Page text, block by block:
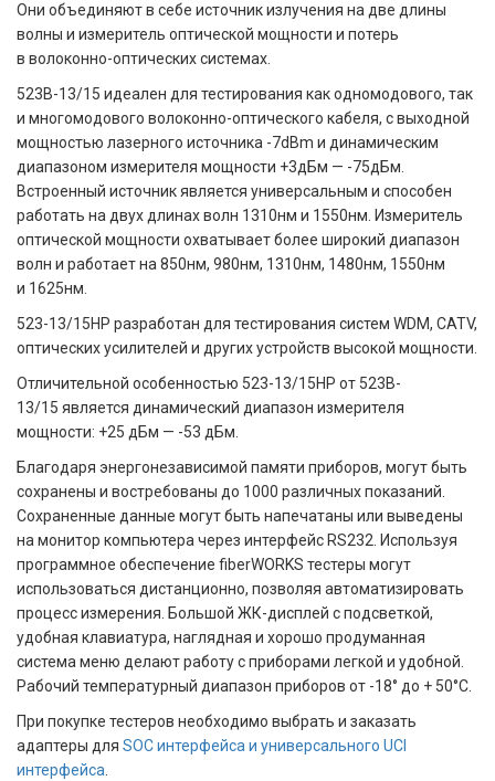
Они объединяют в себе источник излучения на две длины
волны и измеритель оптической мощности и потерь
в волоконно-оптических системах.
523B-13/15 идеален для тестирования как одномодового, так
и многомодового волоконно-оптического кабеля, с выходной
мощностью лазерного источника -7dBm и динамическим
диапазоном измерителя мощности +3дБм — -75дБм.
Встроенный источник является универсальным и способен
работать на двух длинах волн 1310нм и 1550нм. Измеритель
оптической мощности охватывает более широкий диапазон
волн и работает на 850нм, 980нм, 1310нм, 1480нм, 1550нм
и 1625нм.
523-13/15HP разработан для тестирования систем WDM, CATV,
оптических усилителей и других устройств высокой мощности.
Отличительной особенностью 523-13/15HP от 523B-
13/15 является динамический диапазон измерителя
мощности: +25 дБм — -53 дБм.
Благодаря энергонезависимой памяти приборов, могут быть
сохранены и востребованы до 1000 различных показаний.
Сохраненные данные могут быть напечатаны или выведены
на монитор компьютера через интерфейс RS232. Используя
программное обеспечение fiberWORKS тестеры могут
использоваться дистанционно, позволяя автоматизировать
процесс измерения. Большой ЖК-дисплей с подсветкой,
удобная клавиатура, наглядная и хорошо продуманная
система меню делают работу с приборами легкой и удобной.
Рабочий температурный диапазон приборов от -18° до + 50°C.
При покупке тестеров необходимо выбрать и заказать
адаптеры для SOC интерфейса и универсального UCI
интерфейса.